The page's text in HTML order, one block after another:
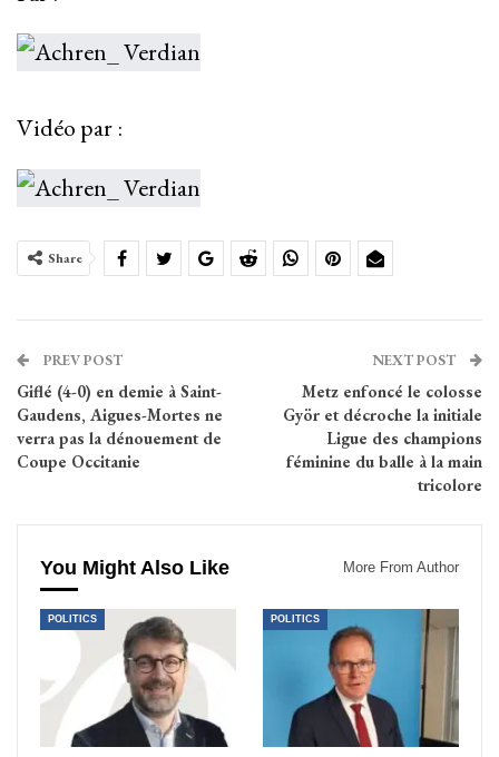
Vidéo par :
Share
PREV POST
Giflé (4-0) en demie à Saint-
Gaudens, Aigues-Mortes ne
verra pas la dénouement de
Coupe Occitanie
NEXT POST
Metz enfoncé le colosse
Györ et décroche la initiale
Ligue des champions
féminine du balle à la main
tricolore
You Might Also Like More From Author
POLITICS POLITICS